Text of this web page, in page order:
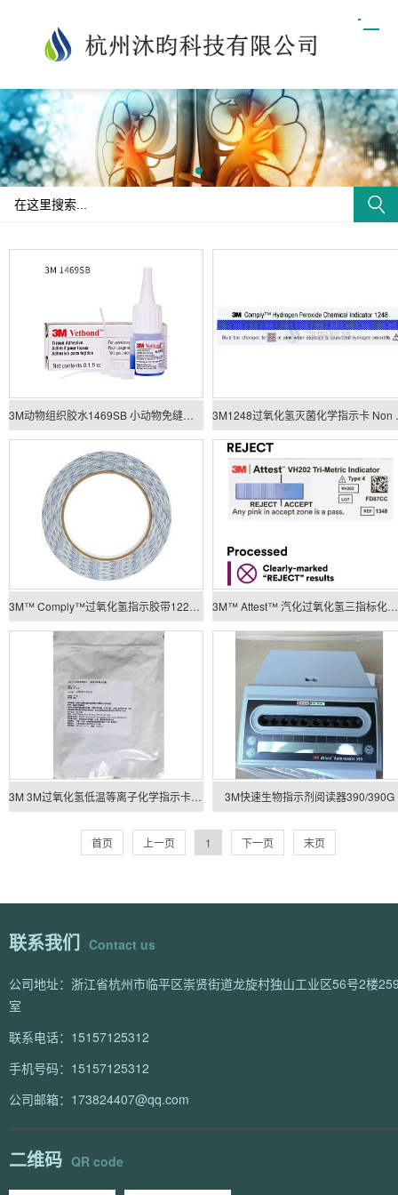
3M动物组织胶水1469SB 小动物免缝合胶水
3M™ Comply™过氧化氢指示胶带1228 19mm×55m Certification information 3M™ Attest™ 汽化过氧化氢三指标化学指示卡 1348
3M 3M过氧化氢低温等离子化学指示卡1248 3M快速生物指示剂阅读器390/390G
首页 上一页 1 下一页 末页
联系我们 Contact us
公司地址：浙江省杭州市临平区崇贤街道龙旋村独山工业区56号2楼
室
联系电话：15157125312
手机号码：15157125312
公司邮箱：173824407@qq.com
二维码 QR code